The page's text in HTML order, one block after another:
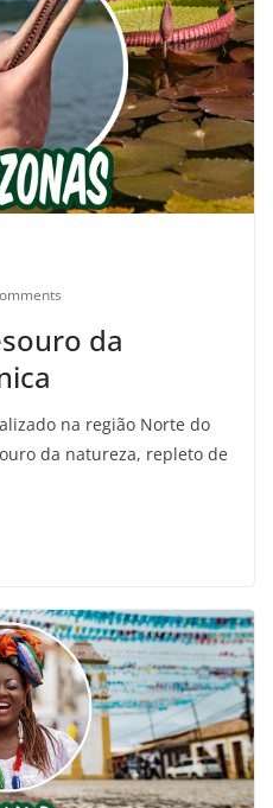
da
na região Norte do
da natureza, repleto de